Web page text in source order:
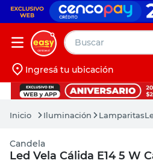
Buscar
Iniciá sesión
Ingresá tu ubicación
Iluminación Lamparitas
Candela
Led Vela Cálida E14 5 W
muebles
pintura
escritorio
puertas